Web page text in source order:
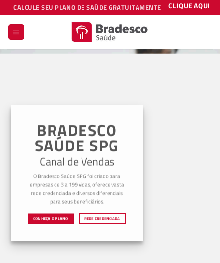
Skip
to
content
CALCULE SEU PLANO DE SAÚDE GRATUITAMENTE CLIQUE AQUI
BRADESCO
SAÚDE SPG
Canal de Vendas
O Bradesco Saúde SPG foi criado para
empresas de 3 a 199 vidas, oferece vasta
rede credenciada e diversos diferenciais
para seus beneficiários.
CONHEÇA O PLANO REDE CREDENCIADA